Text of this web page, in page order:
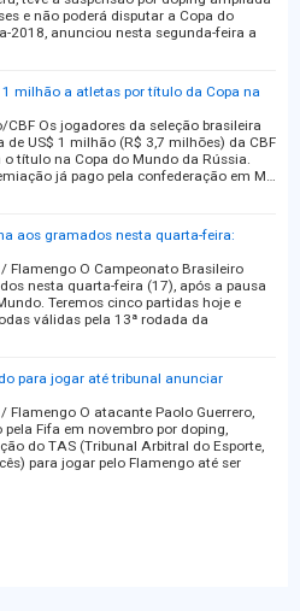
e não poderá disputar a Copa do
2018, anunciou nesta segunda-feira a
1 milhão a atletas por título da Copa na
CBF Os jogadores da seleção brasileira
de US$ 1 milhão (R$ 3,7 milhões) da CBF
o título na Copa do Mundo da Rússia.
já pago pela confederação em M…
aos gramados nesta quarta-feira:
Flamengo O Campeonato Brasileiro
nesta quarta-feira (17), após a pausa
Teremos cinco partidas hoje e
válidas pela 13ª rodada da
para jogar até tribunal anunciar
Flamengo O atacante Paolo Guerrero,
pela Fifa em novembro por doping,
do TAS (Tribunal Arbitral do Esporte,
para jogar pelo Flamengo até ser